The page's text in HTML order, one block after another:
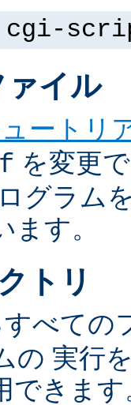
cgi-
イル
ートリ
を変更
グラム
す。
トリ
べての
の 実行
できます